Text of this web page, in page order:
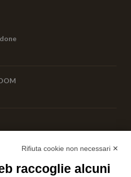
Rifiuta cookie non necessari ✕
raccoglie alcuni